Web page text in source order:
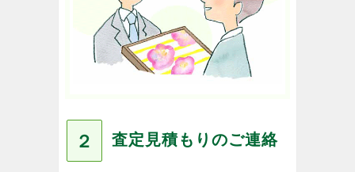
２ 査定見積もりのご連絡